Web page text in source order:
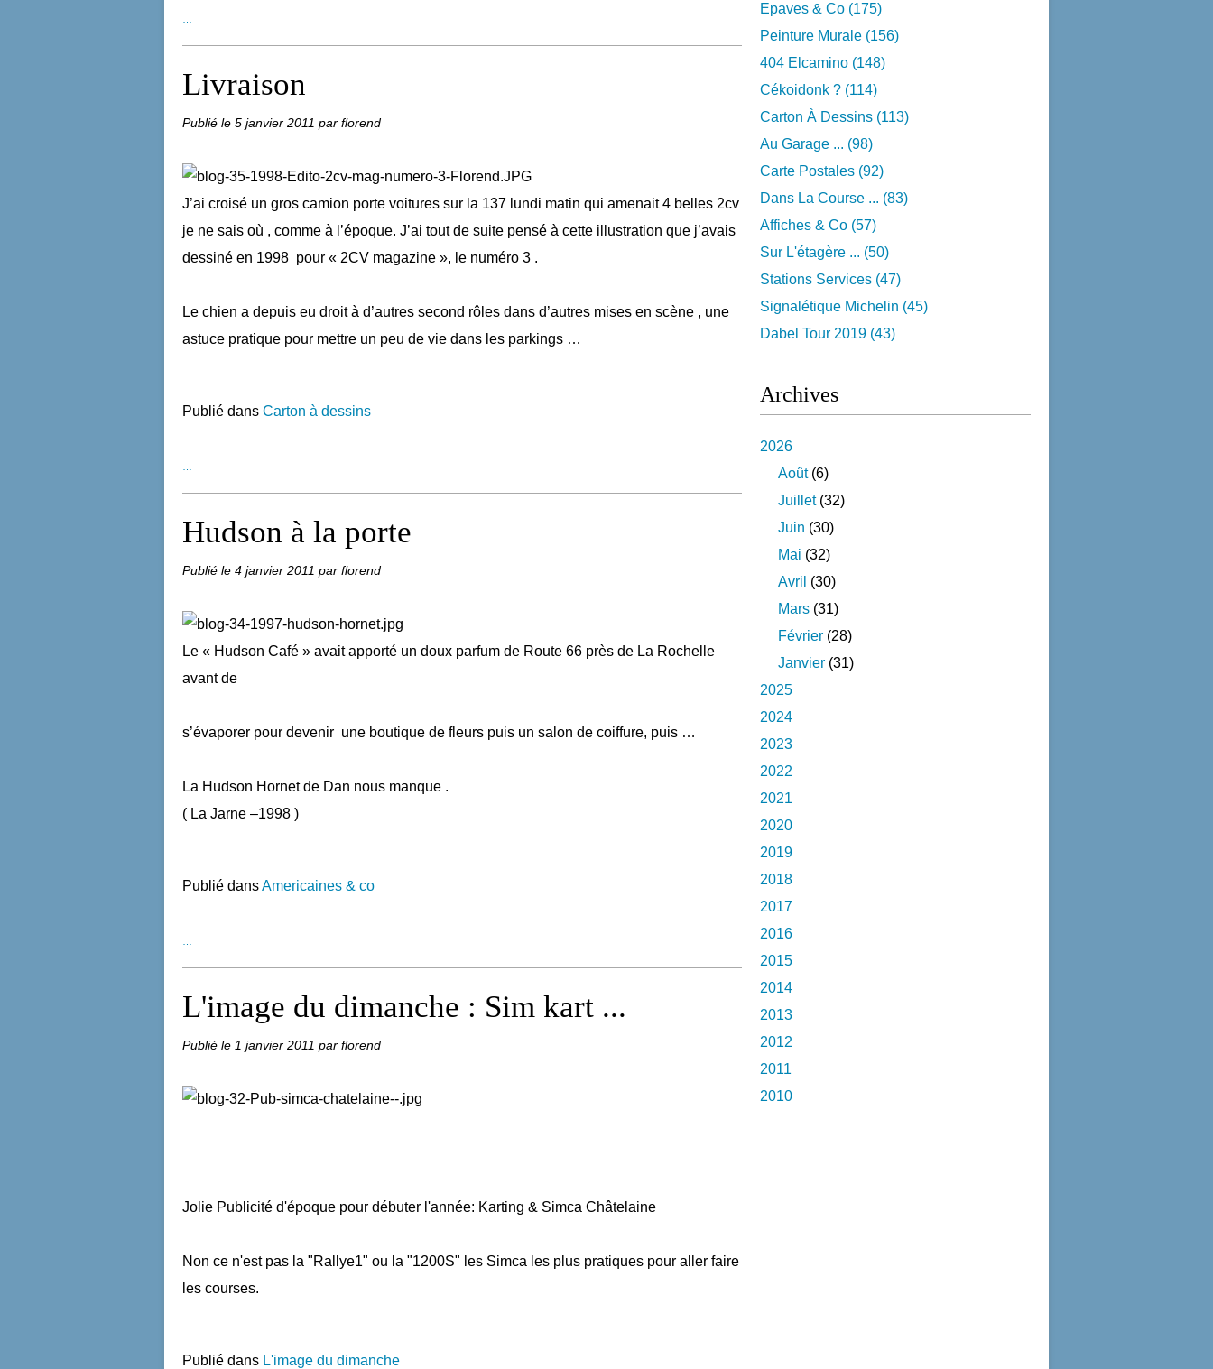
Livraison
Publié le 5 janvier 2011 par florend
J’ai croisé un gros camion porte voitures sur la 137 lundi matin qui amenait 4 belles 2cv
je ne sais où , comme à l’époque. J’ai tout de suite pensé à cette illustration que j’avais
dessiné en 1998 pour « 2CV magazine », le numéro 3 .
Le chien a depuis eu droit à d’autres second rôles dans d’autres mises en scène , une
astuce pratique pour mettre un peu de vie dans les parkings …
Publié dans Carton à dessins
Hudson à la porte
Publié le 4 janvier 2011 par florend
Le « Hudson Café » avait apporté un doux parfum de Route 66 près de La Rochelle
avant de
s’évaporer pour devenir une boutique de fleurs puis un salon de coiffure, puis …
La Hudson Hornet de Dan nous manque .
( La Jarne –1998 )
Publié dansAmericaines & co
L'image du dimanche : Sim kart ...
Publié le 1 janvier 2011 par florend
Jolie Publicité d'époque pour débuter l'année: Karting & Simca Châtelaine
Non ce n'est pas la "Rallye1" ou la "1200S" les Simca les plus pratiques pour aller faire
les courses.
Publié dans L'image du dimanche
Epaves & Co (175)
Peinture Murale (156)
404 Elcamino (148)
Cékoidonk ? (114)
Carton À Dessins (113)
Au Garage ... (98)
Carte Postales (92)
Dans La Course ... (83)
Affiches & Co (57)
Sur L'étagère ... (50)
Stations Services (47)
Signalétique Michelin (45)
Dabel Tour 2019 (43)
Archives
2026
Août(6)
Juillet(32)
Juin (30)
Mai (32)
Avril (30)
Mars (31)
Février (28)
Janvier (31)
2025
2024
2023
2022
2021
2020
2019
2018
2017
2016
2015
2014
2013
2012
2011
2010